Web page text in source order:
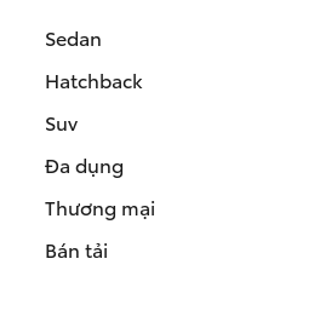
Sedan
Hatchback
Suv
Đa dụng
Thương mại
Bán tải